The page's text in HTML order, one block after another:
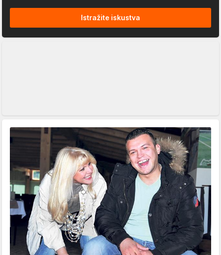
Istražite iskustva